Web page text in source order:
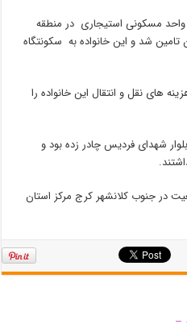
مسکونی استیجاری در منطقه
شد و این خانواده به سکونتگاه
های نقل و انتقال این خانواده را
شهدای فردیس چادر زده بود و
هزار نفر جمعیت در جنوب کلانشهر کرج مرکز استان